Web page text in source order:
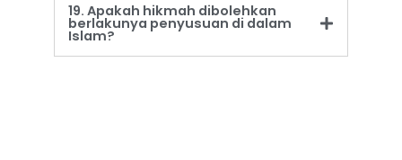
19. Apakah hikmah dibolehkan
berlakunya penyusuan di dalam
Islam?